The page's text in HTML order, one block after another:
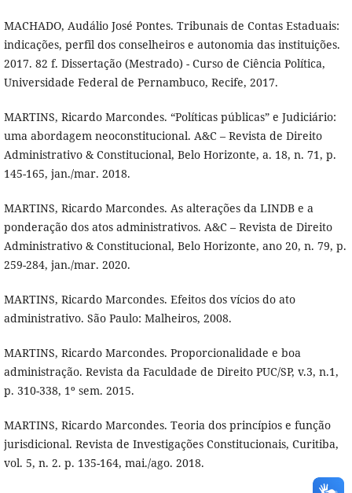
MACHADO, Audálio José Pontes. Tribunais de Contas Estaduais:
indicações, perfil dos conselheiros e autonomia das instituições.
2017. 82 f. Dissertação (Mestrado) - Curso de Ciência Política,
Universidade Federal de Pernambuco, Recife, 2017.
MARTINS, Ricardo Marcondes. “Políticas públicas” e Judiciário:
uma abordagem neoconstitucional. A&C – Revista de Direito
Administrativo & Constitucional, Belo Horizonte, a. 18, n. 71, p.
145-165, jan./mar. 2018.
MARTINS, Ricardo Marcondes. As alterações da LINDB e a
ponderação dos atos administrativos. A&C – Revista de Direito
Administrativo & Constitucional, Belo Horizonte, ano 20, n. 79, p.
259-284, jan./mar. 2020.
MARTINS, Ricardo Marcondes. Efeitos dos vícios do ato
administrativo. São Paulo: Malheiros, 2008.
MARTINS, Ricardo Marcondes. Proporcionalidade e boa
administração. Revista da Faculdade de Direito PUC/SP, v.3, n.1,
p. 310-338, 1º sem. 2015.
MARTINS, Ricardo Marcondes. Teoria dos princípios e função
jurisdicional. Revista de Investigações Constitucionais, Curitiba,
vol. 5, n. 2. p. 135-164, mai./ago. 2018.